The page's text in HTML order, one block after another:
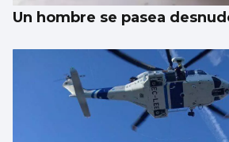
Un hombre se pasea